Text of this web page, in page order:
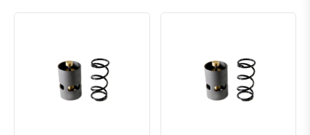
Быстрый просмотрДобавить к сравнению
Добавить в избранное Быстрый просмотрДобавить к сравнению
Добавить в избранное